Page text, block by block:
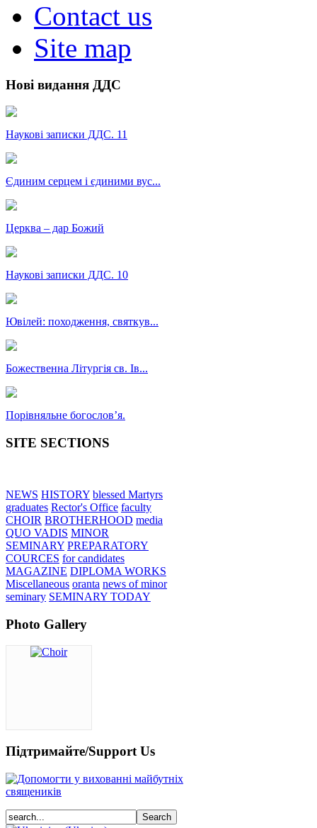
Contact us
Site map
Нові видання ДДС
Наукові записки ДДС. 11
Єдиним серцем і єдиними вус...
Церква – дар Божий
Наукові записки ДДС. 10
Ювілей: походження, святкув...
Божественна Літургія св. Ів...
Порівняльне богословʼя.
SITE SECTIONS
NEWS HISTORY blessed Martyrs
graduates Rector's Office faculty
CHOIR BROTHERHOOD media
QUO VADIS MINOR
SEMINARY PREPARATORY
COURCES for candidates
MAGAZINE DIPLOMA WORKS
Miscellaneous oranta news of minor
seminary SEMINARY TODAY
Photo Gallery
Підтримайте/Support Us